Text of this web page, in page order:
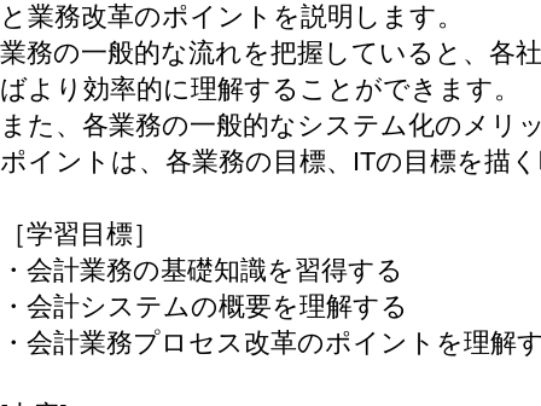
と業務改革のポイントを説明します。
業務の一般的な流れを把握していると、各
ばより効率的に理解することができます。
また、各業務の一般的なシステム化のメリ
ポイントは、各業務の目標、ITの目標を描
［学習目標］
・会計業務の基礎知識を習得する
・会計システムの概要を理解する
・会計業務プロセス改革のポイントを理解